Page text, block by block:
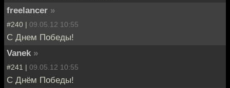
freelancer »
#240 | 09.05.12 10:55
С Днем Победы!
Vanek »
#241 | 09.05.12 10:55
С Днём Победы!